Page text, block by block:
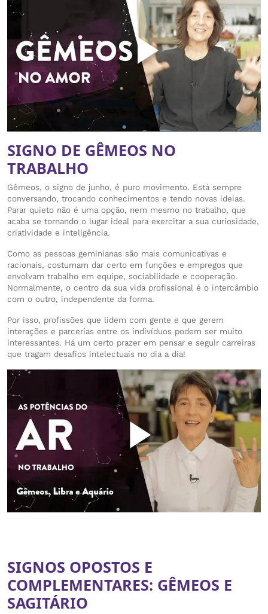
SIGNO DE GÊMEOS NO
TRABALHO
Gêmeos, o signo de junho, é puro movimento. Está sempre
conversando, trocando conhecimentos e tendo novas ideias.
Parar quieto não é uma opção, nem mesmo no trabalho, que
acaba se tornando o lugar ideal para exercitar a sua curiosidade,
criatividade e inteligência.
Como as pessoas geminianas são mais comunicativas e
racionais, costumam dar certo em funções e empregos que
envolvam trabalho em equipe, sociabilidade e cooperação.
Normalmente, o centro da sua vida profissional é o intercâmbio
com o outro, independente da forma.
Por isso, profissões que lidem com gente e que gerem
interações e parcerias entre os indivíduos podem ser muito
interessantes. Há um certo prazer em pensar e seguir carreiras
que tragam desafios intelectuais no dia a dia!
SIGNOS OPOSTOS E
COMPLEMENTARES: GÊMEOS E
SAGITÁRIO